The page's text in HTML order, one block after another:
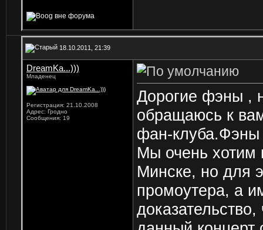
18.10.2011, 21:39
DreamKa...)))
Младенец
Регистрация: 21.10.2008
Адрес: Гродно
Сообщения: 19
Дорогие фэны ,
обращаюсь к
фан-клуба.Фэны
Мы очень хотим
Минске, но для
промоутера, а